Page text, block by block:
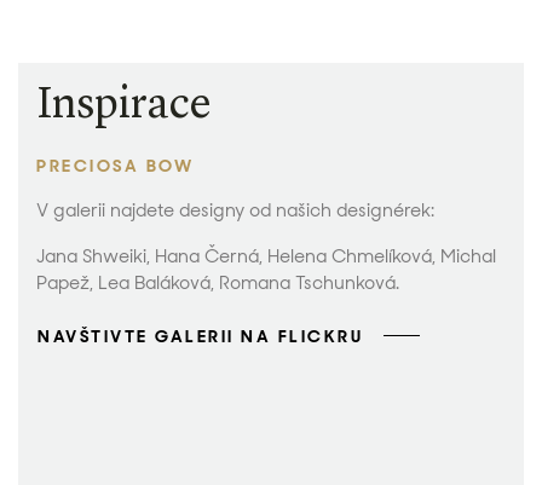
Inspirace
PRECIOSA BOW
V galerii najdete designy od našich designérek:
Jana Shweiki, Hana Černá, Helena Chmelíková, Michal
Papež, Lea Baláková, Romana Tschunková.
NAVŠTIVTE GALERII NA FLICKRU